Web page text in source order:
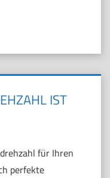
IST
für Ihren
perfekte